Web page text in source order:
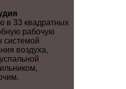
в 33 квадратных
рабочую
системой
воздуха,